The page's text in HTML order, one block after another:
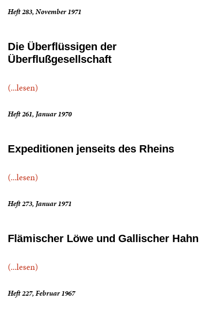
Heft 283, November 1971
Die Überflüssigen der
Überflußgesellschaft
(...lesen)
Heft 261, Januar 1970
Expeditionen jenseits des Rheins
(...lesen)
Heft 273, Januar 1971
Flämischer Löwe und Gallischer Hahn
(...lesen)
Heft 227, Februar 1967